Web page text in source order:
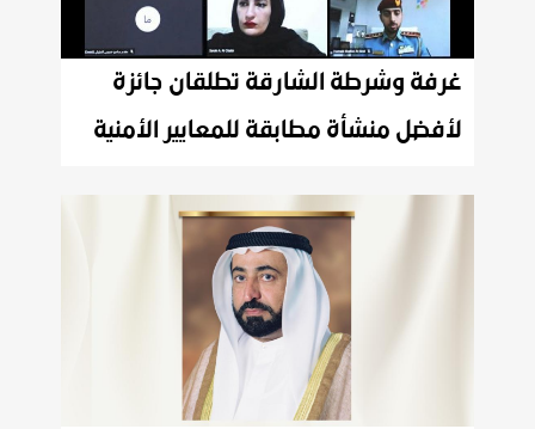
غرفة وشرطة الشارقة تطلقان جائزة
لأفضل منشأة مطابقة للمعايير الأمنية